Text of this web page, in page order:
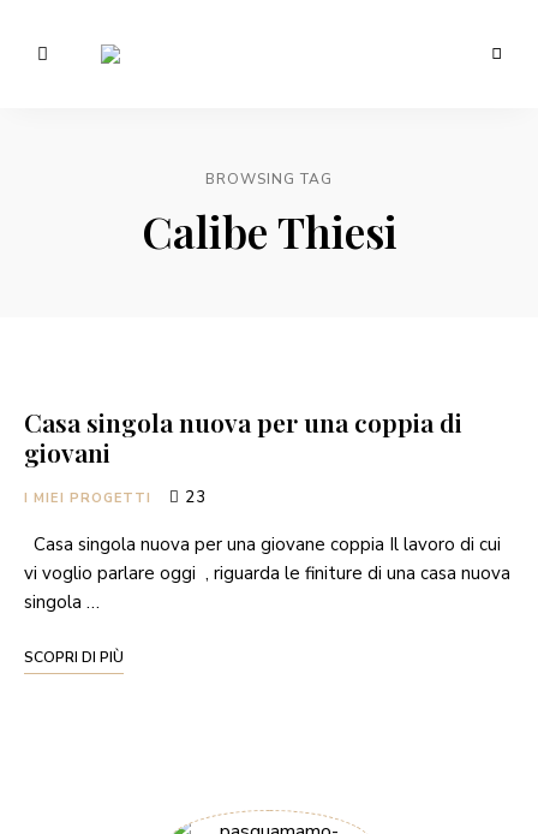
BROWSING TAG
Calibe Thiesi
Casa singola nuova per una coppia di
giovani
I MIEI PROGETTI 23
Casa singola nuova per una giovane coppia Il lavoro di cui
vi voglio parlare oggi , riguarda le finiture di una casa nuova
singola …
SCOPRI DI PIÙ